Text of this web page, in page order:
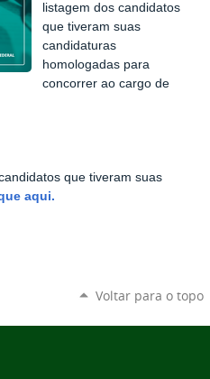
listagem dos candidatos
que tiveram suas
candidaturas
homologadas para
concorrer ao cargo de
que tiveram suas
aqui.
Voltar para o topo